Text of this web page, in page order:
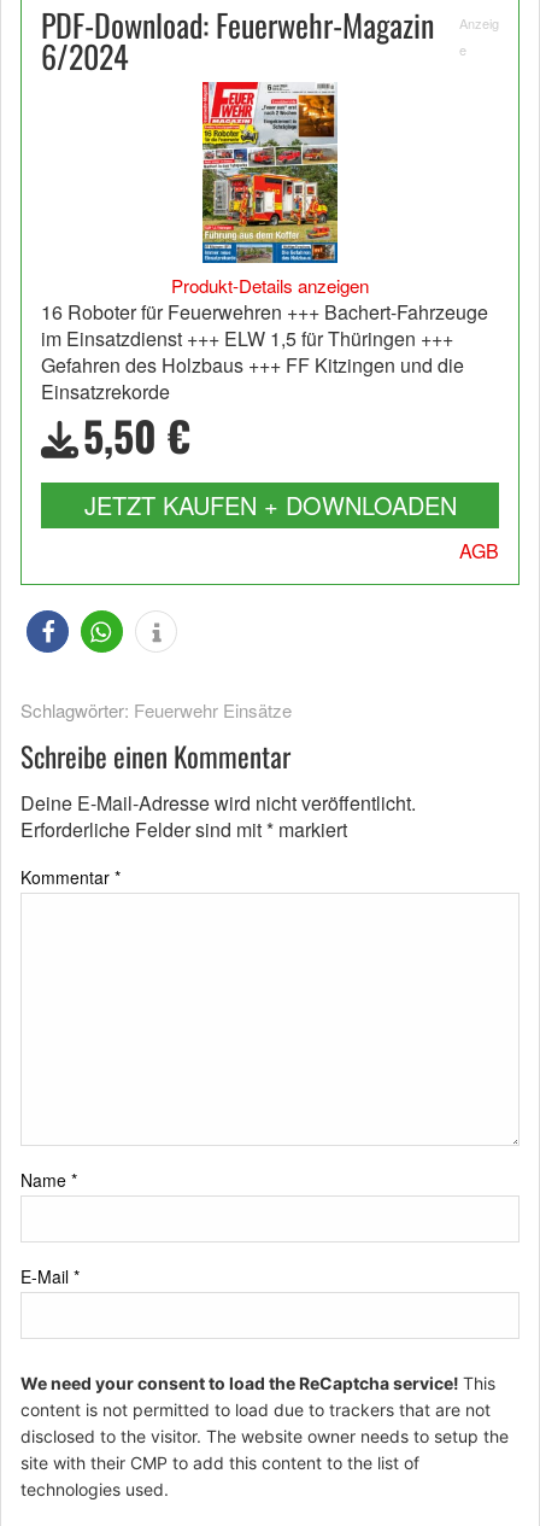
PDF-Download: Feuerwehr-Magazin
6/2024
Anzeig
e
Produkt-Details anzeigen
16 Roboter für Feuerwehren +++ Bachert-Fahrzeuge
im Einsatzdienst +++ ELW 1,5 für Thüringen +++
Gefahren des Holzbaus +++ FF Kitzingen und die
Einsatzrekorde
5,50 €
JETZT KAUFEN + DOWNLOADEN
AGB
Schlagwörter: Feuerwehr Einsätze
Schreibe einen Kommentar
Deine E-Mail-Adresse wird nicht veröffentlicht.
Erforderliche Felder sind mit* markiert
Kommentar *
Name *
E-Mail *
We need your consent to load the ReCaptcha service! This
content is not permitted to load due to trackers that are not
disclosed to the visitor. The website owner needs to setup the
site with their CMP to add this content to the list of
technologies used.